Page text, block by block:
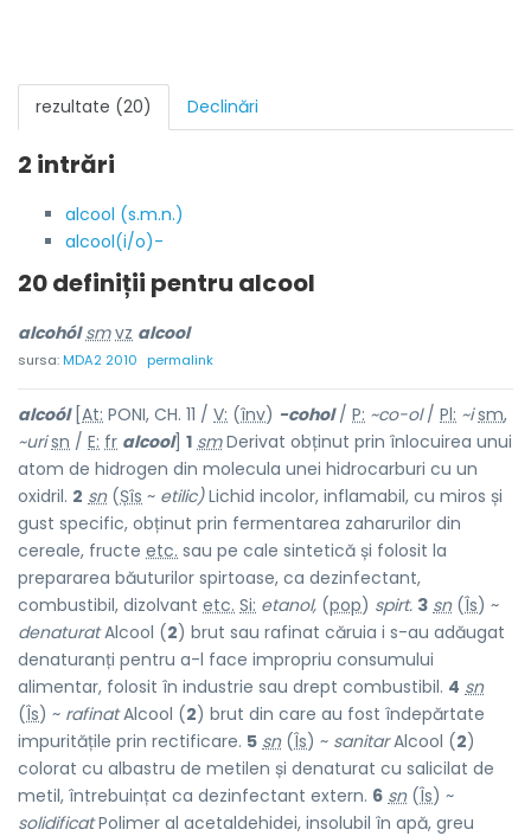
rezultate (20) Declinări
2 intrări
alcool (s.m.n.)
alcool(i/o)-
20 definiții pentru alcool
alcohól sm vz alcool
sursa:MDA2 2010 permalink
alcoól[ At: PONI, CH. 11 / V: (înv) -cohol/ P: ~co-ol/ Pl: ~i sm,
~uri sn / E: fr alcool] 1 smDerivat obținut prin înlocuirea unui
atom de hidrogen din molecula unei hidrocarburi cu un
oxidril. 2 sn(Șîs ~ etilic)Lichid incolor, inflamabil, cu miros și
gust specific, obținut prin fermentarea zaharurilor din
cereale, fructe etc. sau pe cale sintetică și folosit la
prepararea băuturilor spirtoase, ca dezinfectant,
combustibil, dizolvant etc. Si: etanol, (pop) spirt. 3 sn(Îs) ~
denaturatAlcool (2) brut sau rafinat căruia i s-au adăugat
denaturanți pentru a-l face impropriu consumului
alimentar, folosit în industrie sau drept combustibil. 4 sn
(Îs) ~ rafinatAlcool (2) brut din care au fost îndepărtate
impuritățile prin rectificare. 5 sn(Îs) ~ sanitarAlcool (2)
colorat cu albastru de metilen și denaturat cu salicilat de
metil, întrebuințat ca dezinfectant extern. 6 sn(Îs) ~
solidificatPolimer al acetaldehidei, insolubil în apă, greu